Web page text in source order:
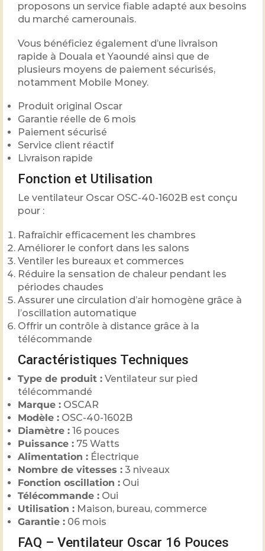
proposons un service fiable adapté aux besoins
du marché camerounais.
Vous bénéficiez également d’une livraison
rapide à Douala et Yaoundé ainsi que de
plusieurs moyens de paiement sécurisés,
notamment Mobile Money.
Produit original Oscar
Garantie réelle de 6 mois
Paiement sécurisé
Service client réactif
Livraison rapide
Fonction et Utilisation
Le ventilateur Oscar OSC-40-1602B est conçu
pour :
Rafraîchir efficacement les chambres
Améliorer le confort dans les salons
Ventiler les bureaux et commerces
Réduire la sensation de chaleur pendant les
périodes chaudes
Assurer une circulation d’air homogène grâce à
l’oscillation automatique
Offrir un contrôle à distance grâce à la
télécommande
Caractéristiques Techniques
Type de produit : Ventilateur sur pied
télécommandé
Marque : OSCAR
Modèle : OSC-40-1602B
Diamètre : 16 pouces
Puissance : 75 Watts
Alimentation : Électrique
Nombre de vitesses : 3 niveaux
Fonction oscillation : Oui
Télécommande : Oui
Utilisation : Maison, bureau, commerce
Garantie : 06 mois
FAQ – Ventilateur Oscar 16 Pouces